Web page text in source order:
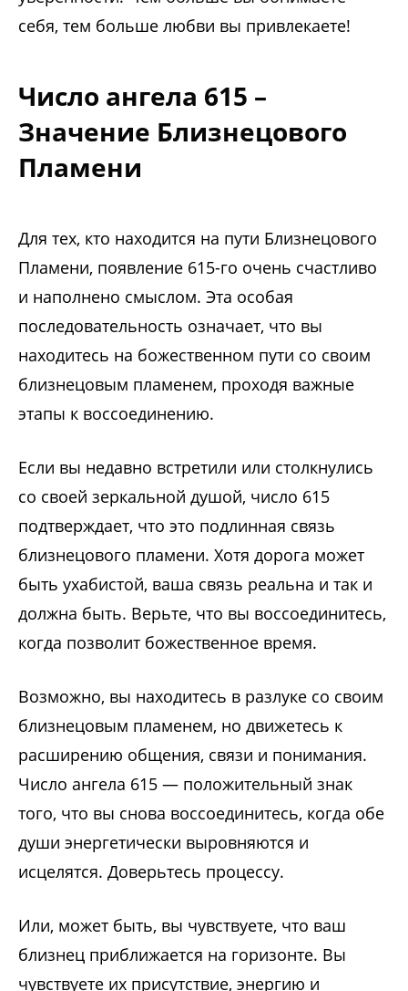
себя, тем больше любви вы привлекаете!
Число ангела 615 –
Значение Близнецового
Пламени
Для тех, кто находится на пути Близнецового
Пламени, появление 615-го очень счастливо
и наполнено смыслом. Эта особая
последовательность означает, что вы
находитесь на божественном пути со своим
близнецовым пламенем, проходя важные
этапы к воссоединению.
Если вы недавно встретили или столкнулись
со своей зеркальной душой, число 615
подтверждает, что это подлинная связь
близнецового пламени. Хотя дорога может
быть ухабистой, ваша связь реальна и так и
должна быть. Верьте, что вы воссоединитесь,
когда позволит божественное время.
Возможно, вы находитесь в разлуке со своим
близнецовым пламенем, но движетесь к
расширению общения, связи и понимания.
Число ангела 615 — положительный знак
того, что вы снова воссоединитесь, когда обе
души энергетически выровняются и
исцелятся. Доверьтесь процессу.
Или, может быть, вы чувствуете, что ваш
близнец приближается на горизонте. Вы
чувствуете их присутствие, энергию и